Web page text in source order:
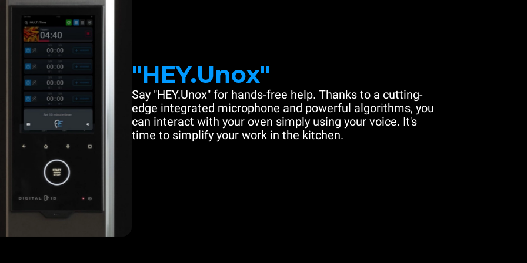
"HEY.Unox"
Say "HEY.Unox" for hands-free help. Thanks to a cutting-
edge integrated microphone and powerful algorithms, you
can interact with your oven simply using your voice. It's
time to simplify your work in the kitchen.